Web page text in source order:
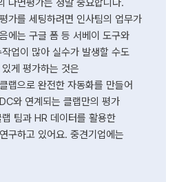
다면평가는 정말 중요합니다.
가를 세팅하려면 인사팀의 업무가
에는 구글 폼 등 서베이 도구와
업이 많아 실수가 발생할 수도
게 평가하는 것은
랩으로 완전한 자동화를 만들어
와 연계되는 클랩만의 평가
팀과 HR 데이터를 활용한
구하고 있어요. 중견기업에는